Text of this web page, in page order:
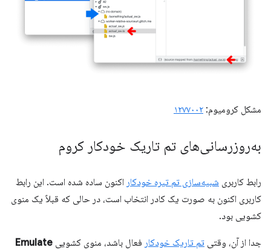
مشکل کرومیوم: ۱۲۷۷۰۰۲
به‌روزرسانی‌های تم تاریک خودکار کروم
رابط کاربری شبیه‌سازی تم تیره خودکار اکنون ساده شده است. این رابط
کاربری اکنون به صورت یک کادر انتخاب است، در حالی که قبلاً یک منوی
کشویی بود.
جدا از آن، وقتی تم تاریک خودکار فعال باشد، منوی کشویی Emulate